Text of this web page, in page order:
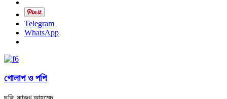
Telegram
WhatsApp
গোলাপ ও পপি